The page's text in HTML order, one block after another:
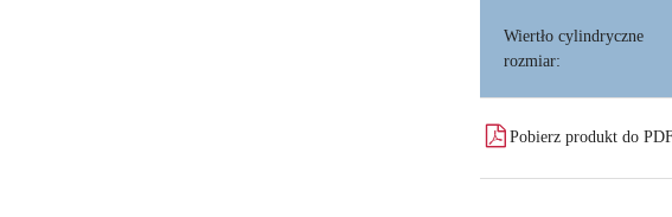
Wiertło cylindryczne
rozmiar:
Pobierz produkt do